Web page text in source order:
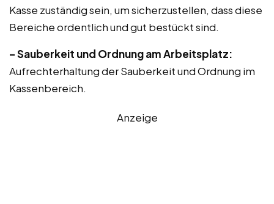
Kasse zuständig sein, um sicherzustellen, dass diese
Bereiche ordentlich und gut bestückt sind.
– Sauberkeit und Ordnung am Arbeitsplatz:
Aufrechterhaltung der Sauberkeit und Ordnung im
Kassenbereich.
Anzeige